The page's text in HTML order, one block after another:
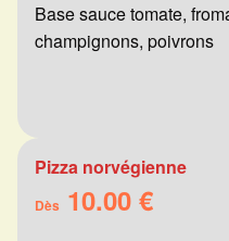
Base sauce tomate,
champignons, poivrons
Pizza norvégienne
Dès 10.00 €